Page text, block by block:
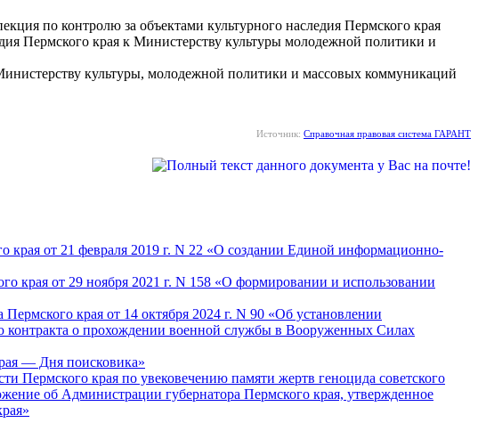
по контролю за объектами культурного наследия Пермского края
Пермского края к Министерству культуры молодежной политики и
культуры, молодежной политики и массовых коммуникаций
Источник: Справочная правовая система ГАРАНТ
края от 21 февраля 2019 г. N 22 «О создании Единой информационно-
края от 29 ноября 2021 г. N 158 «О формировании и использовании
края от 14 октября 2024 г. N 90 «Об установлении
о прохождении военной службы в Вооруженных Силах
— Дня поисковика»
Пермского края по увековечению памяти жертв геноцида советского
об Администрации губернатора Пермского края, утвержденное